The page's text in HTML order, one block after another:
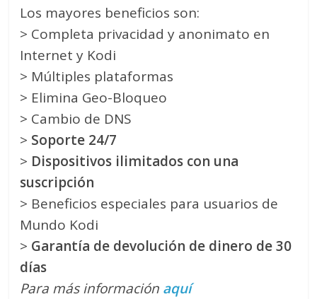
Los mayores beneficios son:
> Completa privacidad y anonimato en
Internet y Kodi
> Múltiples plataformas
> Elimina Geo-Bloqueo
> Cambio de DNS
> Soporte 24/7
> Dispositivos ilimitados con una
suscripción
> Beneficios especiales para usuarios de
Mundo Kodi
> Garantía de devolución de dinero de 30
días
Para más información aquí